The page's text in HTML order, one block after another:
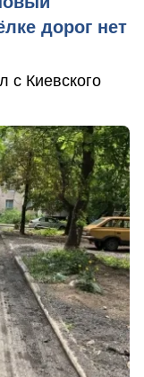
дорог нет
с Киевского